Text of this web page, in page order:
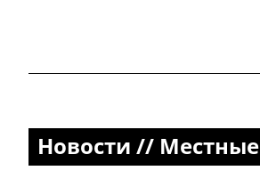
Новости // Местные